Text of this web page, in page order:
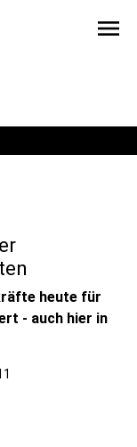
menu
heute für
- auch hier in